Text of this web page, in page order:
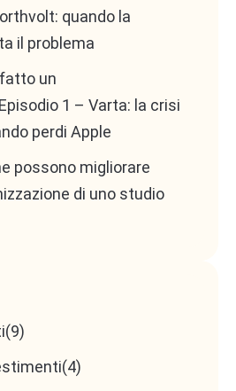
quando la
il problema
un
1 – Varta: la crisi
perdi Apple
possono migliorare
di uno studio
(9)
(4)